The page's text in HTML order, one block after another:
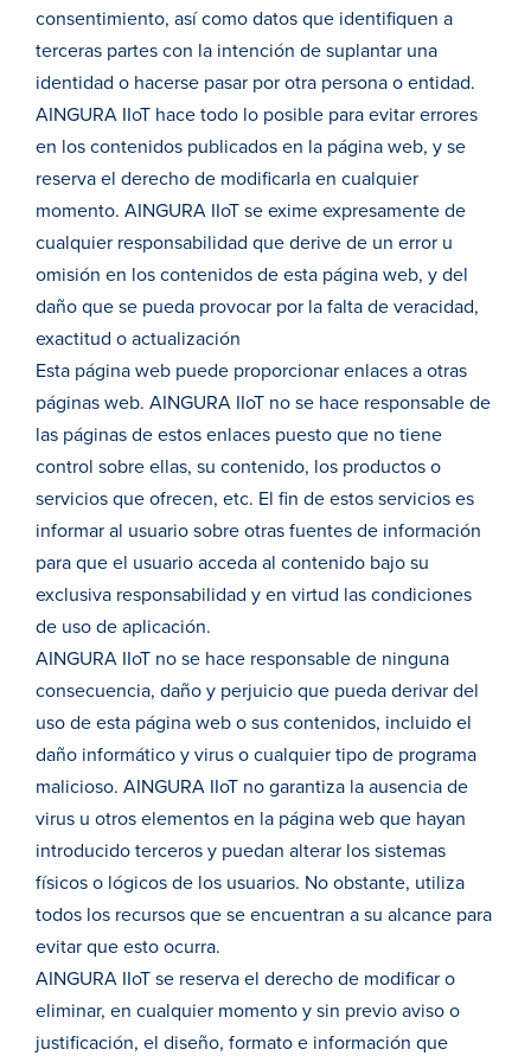
consentimiento, así como datos que identifiquen a
terceras partes con la intención de suplantar una
identidad o hacerse pasar por otra persona o entidad.
AINGURA IIoT hace todo lo posible para evitar errores
en los contenidos publicados en la página web, y se
reserva el derecho de modificarla en cualquier
momento. AINGURA IIoT se exime expresamente de
cualquier responsabilidad que derive de un error u
omisión en los contenidos de esta página web, y del
daño que se pueda provocar por la falta de veracidad,
exactitud o actualización
Esta página web puede proporcionar enlaces a otras
páginas web. AINGURA IIoT no se hace responsable de
las páginas de estos enlaces puesto que no tiene
control sobre ellas, su contenido, los productos o
servicios que ofrecen, etc. El fin de estos servicios es
informar al usuario sobre otras fuentes de información
para que el usuario acceda al contenido bajo su
exclusiva responsabilidad y en virtud las condiciones
de uso de aplicación.
AINGURA IIoT no se hace responsable de ninguna
consecuencia, daño y perjuicio que pueda derivar del
uso de esta página web o sus contenidos, incluido el
daño informático y virus o cualquier tipo de programa
malicioso. AINGURA IIoT no garantiza la ausencia de
virus u otros elementos en la página web que hayan
introducido terceros y puedan alterar los sistemas
físicos o lógicos de los usuarios. No obstante, utiliza
todos los recursos que se encuentran a su alcance para
evitar que esto ocurra.
AINGURA IIoT se reserva el derecho de modificar o
eliminar, en cualquier momento y sin previo aviso o
justificación, el diseño, formato e información que